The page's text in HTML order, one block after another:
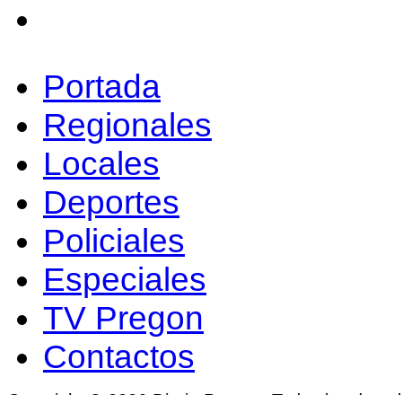
Portada
Regionales
Locales
Deportes
Policiales
Especiales
TV Pregon
Contactos